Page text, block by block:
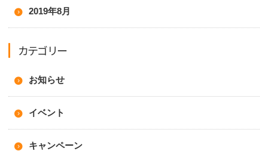
2019年8月
カテゴリー
お知らせ
イベント
キャンペーン